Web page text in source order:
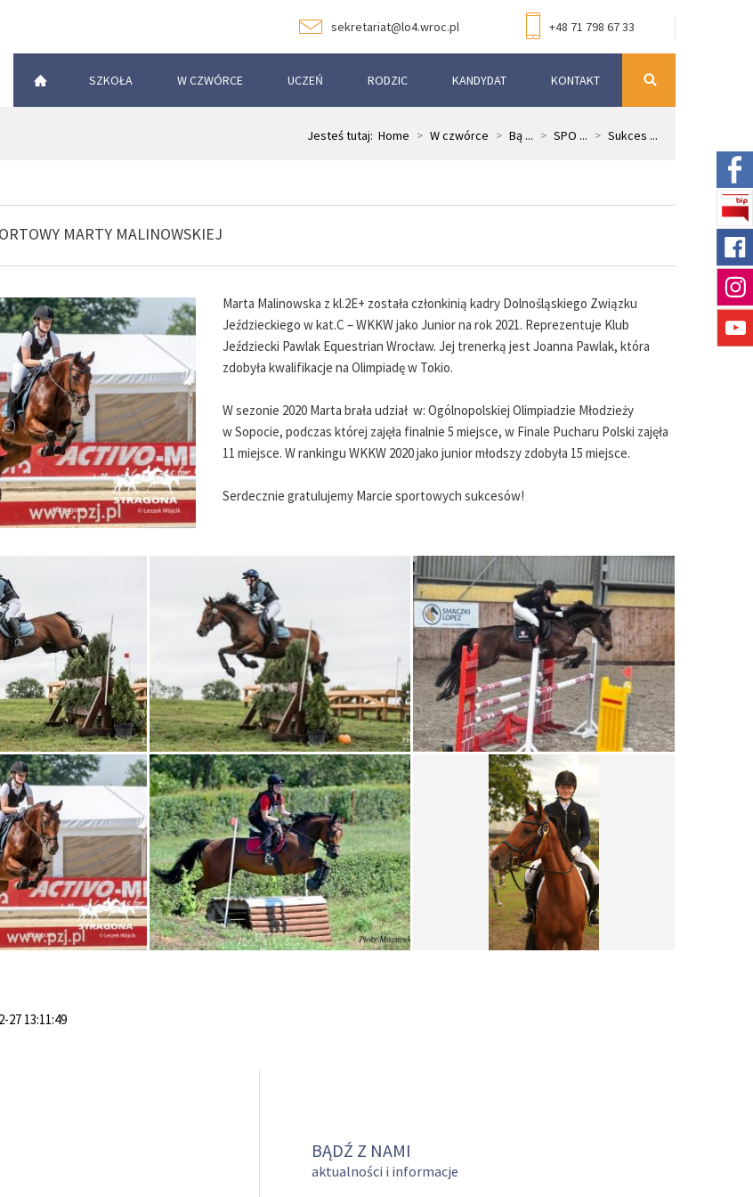
sekretariat@lo4.wroc.pl +48 71 798 67 33
SZKOŁA W CZWÓRCE UCZEŃ RODZIC KANDYDAT KONTAKT
Jesteś tutaj: Home > W czwórce > Bą ... > SPO ... > Sukces ...
MARTY MALINOWSKIEJ
Marta Malinowska z kl.2E+ została członkinią kadry Dolnośląskiego Związku
Jeździeckiego w kat.C – WKKW jako Junior na rok 2021. Reprezentuje Klub
Jeździecki Pawlak Equestrian Wrocław. Jej trenerką jest Joanna Pawlak, która
zdobyła kwalifikacje na Olimpiadę w Tokio.
W sezonie 2020 Marta brała udział w: Ogólnopolskiej Olimpiadzie Młodzieży
w Sopocie, podczas której zajęła finalnie 5 miejsce, w Finale Pucharu Polski zajęła
11 miejsce. W rankingu WKKW 2020 jako junior młodszy zdobyła 15 miejsce.
Serdecznie gratulujemy Marcie sportowych sukcesów!
27 13:11:49
BĄDŹ Z NAMI
aktualności i informacje